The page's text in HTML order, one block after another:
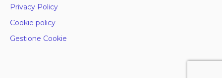
Privacy Policy
Cookie policy
Gestione Cookie